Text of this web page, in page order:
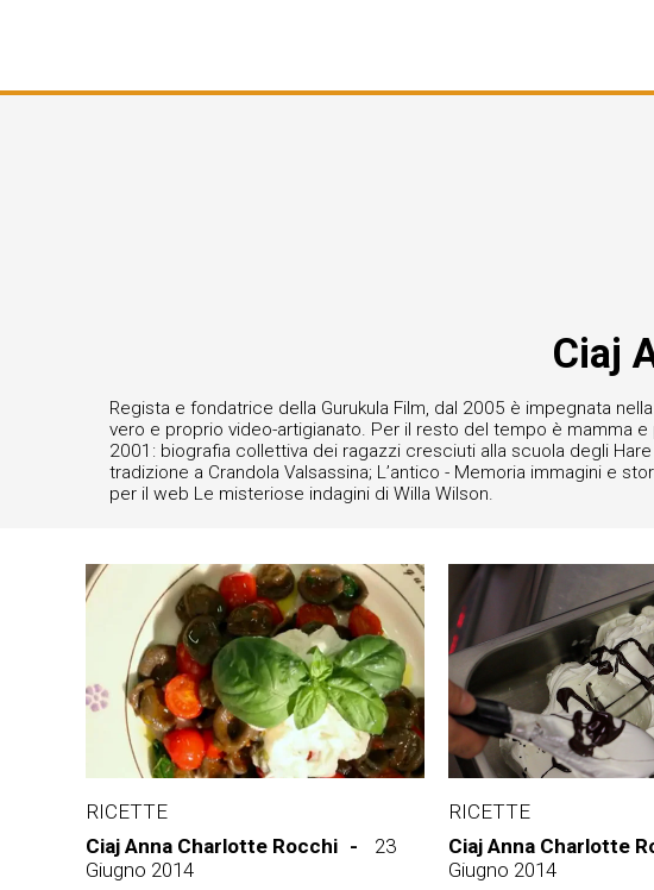
Ciaj
Regista e fondatrice della Gurukula Film, dal 2005 è impegnata
vero e proprio video-artigianato. Per il resto del tempo è mamma e
2001: biografia collettiva dei ragazzi cresciuti alla scuola degli
tradizione a Crandola Valsassina; L’antico - Memoria immagini e
per il web Le misteriose indagini di Willa Wilson.
RICETTE
Ciaj Anna Charlotte Rocchi
23
Giugno 2014
RICETTE
Ciaj Anna Charlotte
Giugno 2014